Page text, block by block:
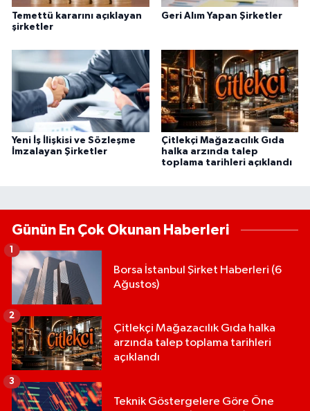
Temettü kararını açıklayan
şirketler
Geri Alım Yapan Şirketler
Yeni İş İlişkisi ve Sözleşme
İmzalayan Şirketler
Çitlekçi Mağazacılık Gıda
halka arzında talep
toplama tarihleri açıklandı
Günün En Çok Okunan Haberleri
Borsa İstanbul Şirket Haberleri (6
Ağustos)
1
Çitlekçi Mağazacılık Gıda halka
arzında talep toplama tarihleri
açıklandı
2
Teknik Göstergelere Göre Öne
3